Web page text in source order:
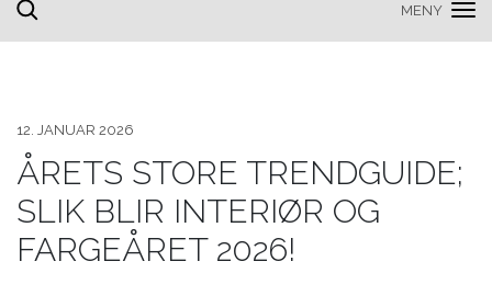
toggle
MENY
12. JANUAR 2026
ÅRETS STORE TRENDGUIDE;
SLIK BLIR INTERIØR OG
FARGEÅRET 2026!